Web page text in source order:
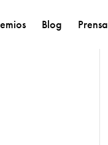
Blog Prensa